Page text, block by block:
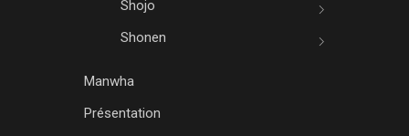
Shojo
Shonen
Manwha
Présentation